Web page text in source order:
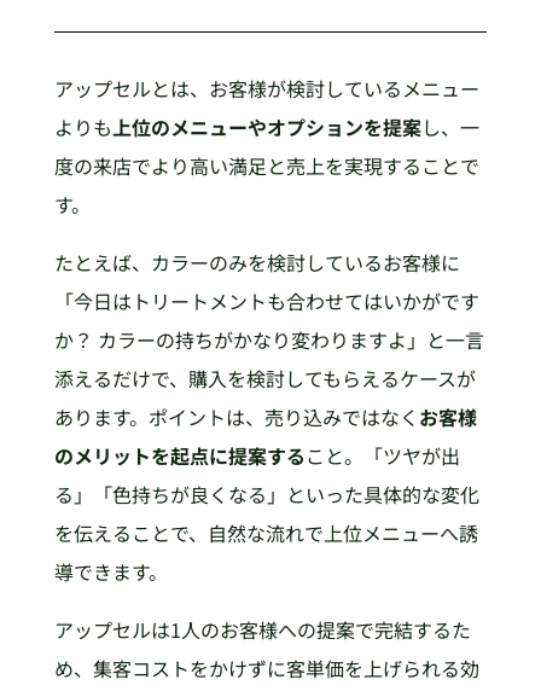
アップセルとは、お客様が検討しているメニュー
よりも上位のメニューやオプションを提案し、一
度の来店でより高い満足と売上を実現することで
す。
たとえば、カラーのみを検討しているお客様に
「今日はトリートメントも合わせてはいかがです
か？ カラーの持ちがかなり変わりますよ」と一言
添えるだけで、購入を検討してもらえるケースが
あります。ポイントは、売り込みではなく お客様
のメリットを起点に提案すること。「ツヤが出
る」「色持ちが良くなる」といった具体的な変化
を伝えることで、自然な流れで上位メニューへ誘
導できます。
アップセルは1人のお客様への提案で完結するた
め、集客コストをかけずに客単価を上げられる効